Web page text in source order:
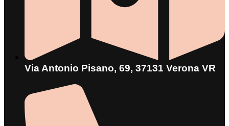
Via Antonio Pisano, 69, 37131 Verona VR